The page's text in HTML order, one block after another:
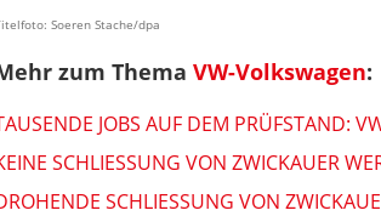
Soeren Stache/dpa
zum Thema VW-Volkswagen:
JOBS AUF DEM PRÜFSTAND:
SCHLIESSUNG VON ZWICKAUER
SCHLIESSUNG VON